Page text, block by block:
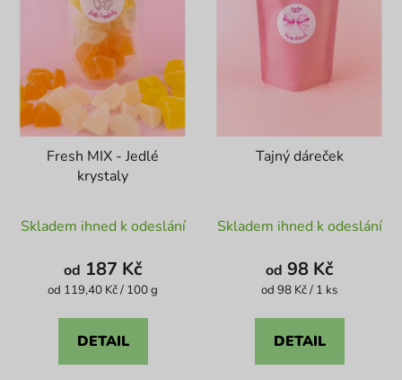
Fresh MIX - Jedlé
krystaly
hodnocení
produktu
je
z
Skladem ihned k odeslání
od 187 Kč
Měrná
od 119,40 Kč / 100 g
DETAIL
Tajný dáreček
hodnocení
produktu
je
z
Skladem ihned k odeslání
od 98 Kč
Měrná
od 98 Kč / 1 ks
DETAIL